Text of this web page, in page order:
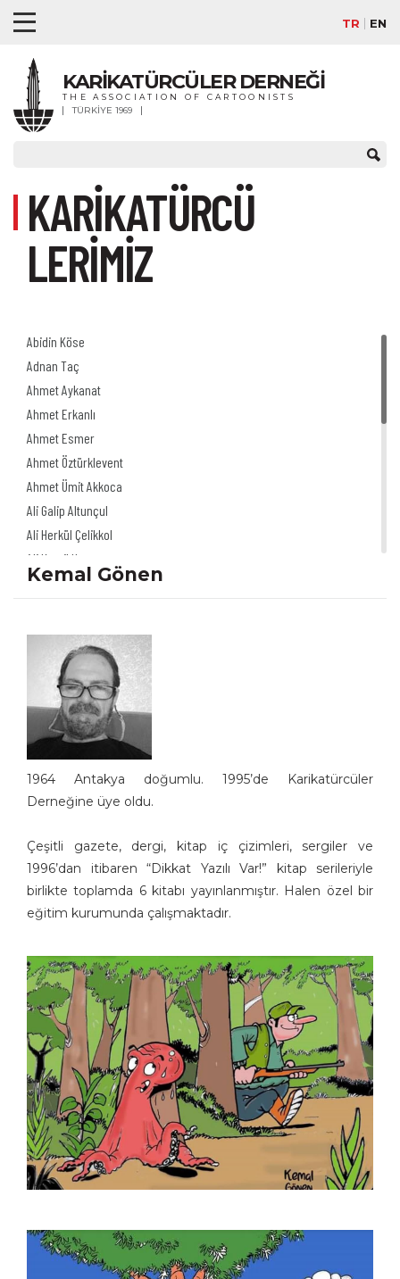
TR EN
KARİKATÜRCÜLER DERNEĞİ
THE ASSOCIATION OF CARTOONISTS
TÜRKİYE 1969
KARİKATÜRCÜ
LERİMİZ
Abidin Köse
Adnan Taç
Ahmet Aykanat
Ahmet Erkanlı
Ahmet Esmer
Ahmet Öztürklevent
Ahmet Ümit Akkoca
Ali Galip Altunçul
Ali Herkül Çelikkol
Ali Kamil Uzun
Ali Şur
Alinur Uğurpakkan
Alp Tamer Ulukılıç
Akdağ Saydut
Akın Önder
Altan Erbulak
Anıl İnan
Asaf Koçak
Atay SÖZER
Atila Özer
Attila Peken
Ayhan Kiraz
Ayten Köse
Aziz Yavuzdoğan
Bedri Koraman
Behiç Ak
Behiç Yalçın Ayrancıoğlu
Beytullah Heper
Bilal Akay
Birol Çün
Burak Ergin
Burhan Solukçu
Bülent Arabacıoğlu
Bülent Cevdet Karaköse
Kemal Gönen
1964 Antakya doğumlu. 1995’de Karikatürcüler
Derneğine üye oldu.
Çeşitli gazete, dergi, kitap iç çizimleri, sergiler ve
1996’dan itibaren “Dikkat Yazılı Var!” kitap serileriyle
birlikte toplamda 6 kitabı yayınlanmıştır. Halen özel bir
eğitim kurumunda çalışmaktadır.